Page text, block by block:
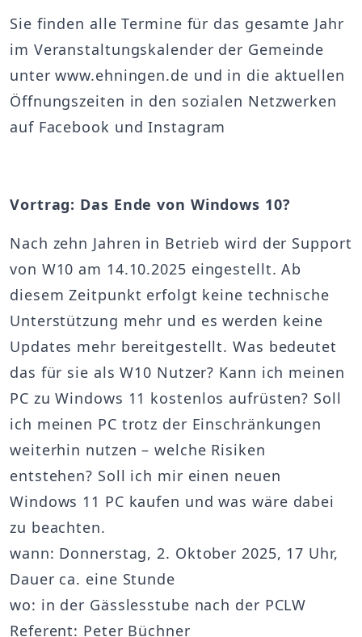
Sie finden alle Termine für das gesamte Jahr
im Veranstaltungskalender der Gemeinde
unter www.ehningen.de und in die aktuellen
Öffnungszeiten in den sozialen Netzwerken
auf Facebook und Instagram
Vortrag: Das Ende von Windows 10?
Nach zehn Jahren in Betrieb wird der Support
von W10 am 14.10.2025 eingestellt. Ab
diesem Zeitpunkt erfolgt keine technische
Unterstützung mehr und es werden keine
Updates mehr bereitgestellt. Was bedeutet
das für sie als W10 Nutzer? Kann ich meinen
PC zu Windows 11 kostenlos aufrüsten? Soll
ich meinen PC trotz der Einschränkungen
weiterhin nutzen – welche Risiken
entstehen? Soll ich mir einen neuen
Windows 11 PC kaufen und was wäre dabei
zu beachten.
wann: Donnerstag, 2. Oktober 2025, 17 Uhr,
Dauer ca. eine Stunde
wo: in der Gässlesstube nach der PCLW
Referent: Peter Büchner